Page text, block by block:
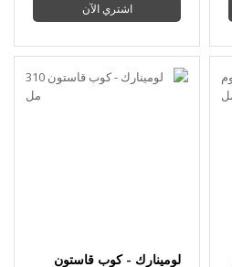
اشتري الآن
لومينارك - كوب قاستون